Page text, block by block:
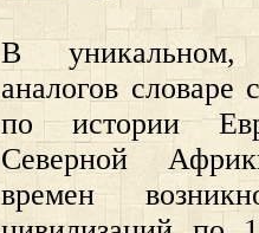
В
аналогов словаре
по истории
Северной
времен